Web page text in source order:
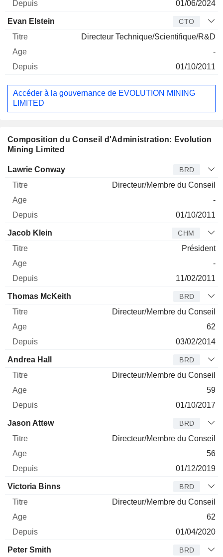
01/06/2024
Evan Elstein CTO
Directeur Technique/Scientifique/R&D
-
01/10/2011
Accéder à la gouvernance de EVOLUTION MINING
LIMITED
Composition du Conseil d'Administration: Evolution
Mining Limited
Administrateur Titre
Lawrie Conway BRD
Directeur/Membre du Conseil
-
01/10/2011
Jacob Klein CHM
Président
-
11/02/2011
Thomas McKeith BRD
Directeur/Membre du Conseil
62
03/02/2014
Andrea Hall BRD
Directeur/Membre du Conseil
59
01/10/2017
Jason Attew BRD
Directeur/Membre du Conseil
56
01/12/2019
Victoria Binns BRD
Directeur/Membre du Conseil
62
01/04/2020
Peter Smith BRD